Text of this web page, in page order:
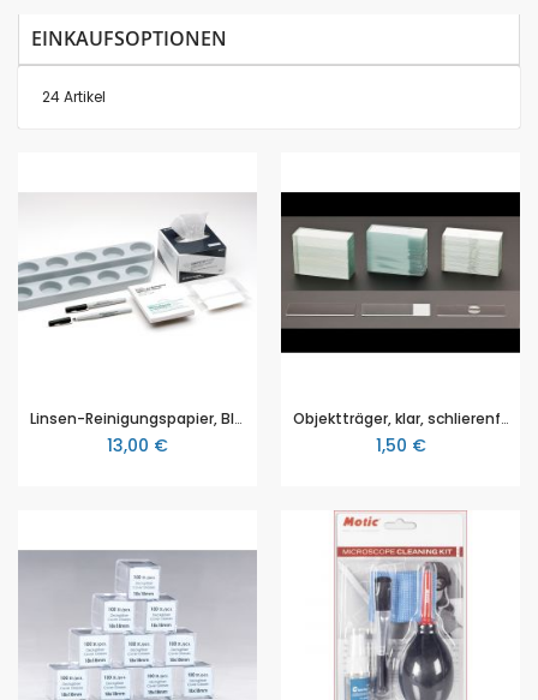
24Artikel
Linsen-Reinigungspapier, Block mit 250 Blatt, 10x13 cm
13,00 €
Objektträger, klar, schlierenfrei, ohne Vertiefung, 50 Stück, 76x26mm.
1,50 €
EINKAUFSOPTIONEN